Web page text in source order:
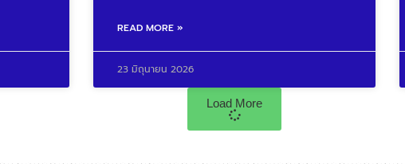
READ MORE »
23 มิถุนายน 2026
Load More